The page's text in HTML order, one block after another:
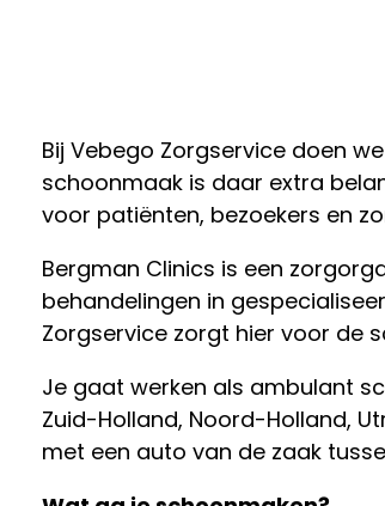
Bij Vebego Zorgservice doen
schoonmaak is daar extra
voor patiënten, bezoekers en
Bergman Clinics is een
behandelingen in
Zorgservice zorgt hier voor de
Je gaat werken als ambulant
Zuid-Holland, Noord-Holland,
met een auto van de zaak